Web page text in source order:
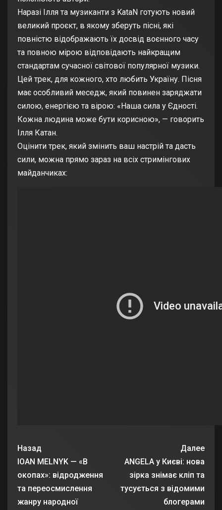
Наразі Ілля та музиканти з KataN готують новий
великий проєкт, в якому зберуть пісні, які
повністю відображають їх досвід воєнного часу
та повною мірою відповідають найкращим
стандартам сучасної світової популярної музики.
Цей трек, для кожного, хто любить Україну. Пісня
має особливий меседж, який повинен заряджати
силою, енергією та вірою: «Наша сила у Єдності.
Кожна людина може бути корисною», — говорить
Ілля Катан.
Оцінити трек, який змінить ваш настрій та дасть
сили, можна прямо зараз на всіх стримінгових
майданчиках:
Назад
IOAN MELNYK — «В
окопах»: відродження
та переосмислення
жанру народної
Далее
ANGELA у Києві: нова
зірка знімає кліп та
тусується з відомими
блогерами